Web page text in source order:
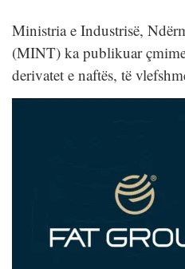
Ministria e Industrisë,
(MINT) ka publikuar
derivatet e naftës, të